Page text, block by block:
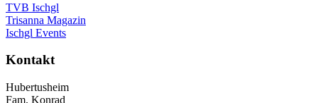
TVB Ischgl
Trisanna Magazin
Ischgl Events
Kontakt
Hubertusheim
Fam. Konrad